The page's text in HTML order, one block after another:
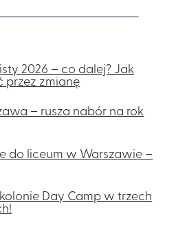
2026 – co dalej? Jak
przez zmianę
– rusza nabór na rok
do liceum w Warszawie –
Day Camp w trzech